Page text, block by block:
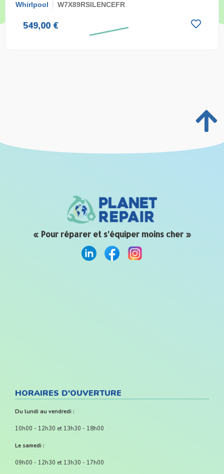
Whirlpool W7X89RSILENCEFR
549,00 €
« Pour réparer et s’équiper moins cher »
HORAIRES D'OUVERTURE
Du lundi au vendredi :
10h00 - 12h30 et 13h30 - 18h00
Le samedi :
09h00 - 12h30 et 13h30 - 17h00